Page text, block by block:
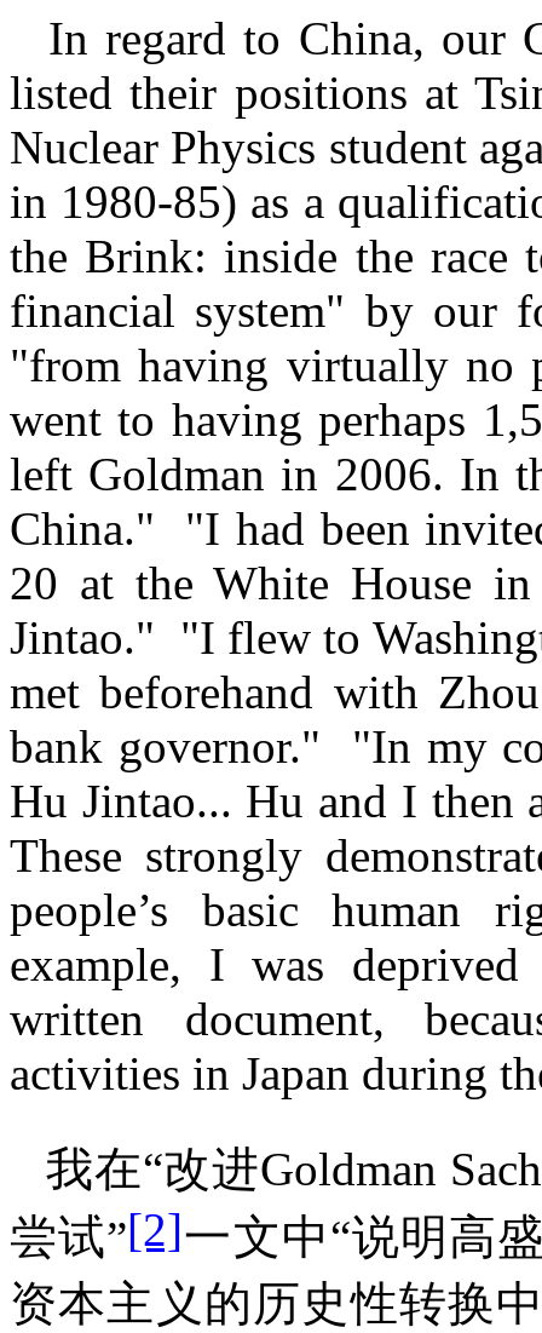
In regard to China, our
listed their positions at
Nuclear Physics student
in 1980-85) as a
the Brink: inside the race
financial system" by our
"from having virtually no
went to having perhaps
left Goldman in 2006. In
China." "I had been
20 at the White House
Jintao." "I flew to
met beforehand with
bank governor." "In my
Hu Jintao... Hu and I
These strongly
people’s basic human
example, I was
written document,
activities in Japan during
我在“改进Goldman
尝试”[2]一文中“说明高
资本主义的历史性转换